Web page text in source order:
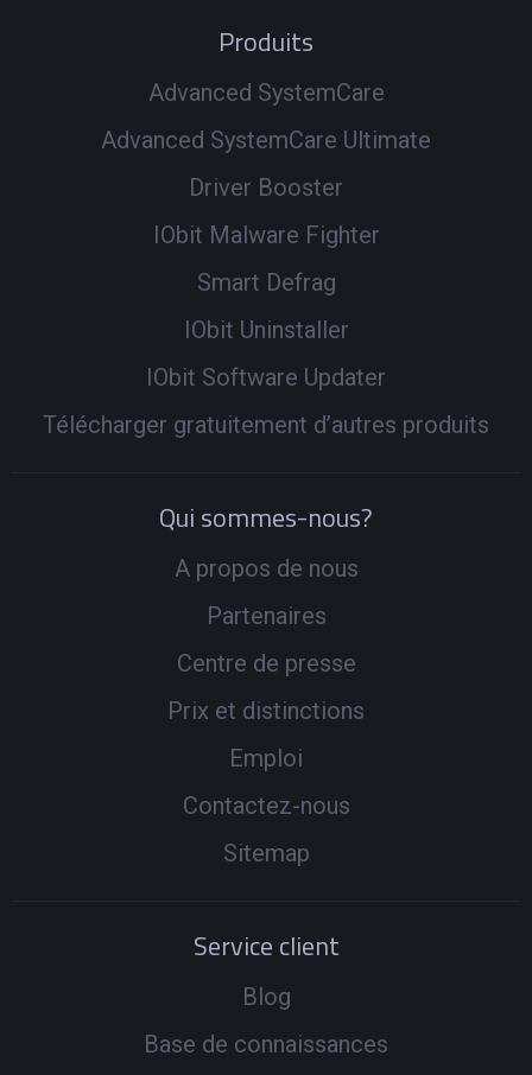
Produits
Advanced SystemCare
Advanced SystemCare Ultimate
Driver Booster
IObit Malware Fighter
Smart Defrag
IObit Uninstaller
IObit Software Updater
Télécharger gratuitement d’autres produits
Qui sommes-nous?
A propos de nous
Partenaires
Centre de presse
Prix et distinctions
Emploi
Contactez-nous
Sitemap
Service client
Blog
Base de connaissances